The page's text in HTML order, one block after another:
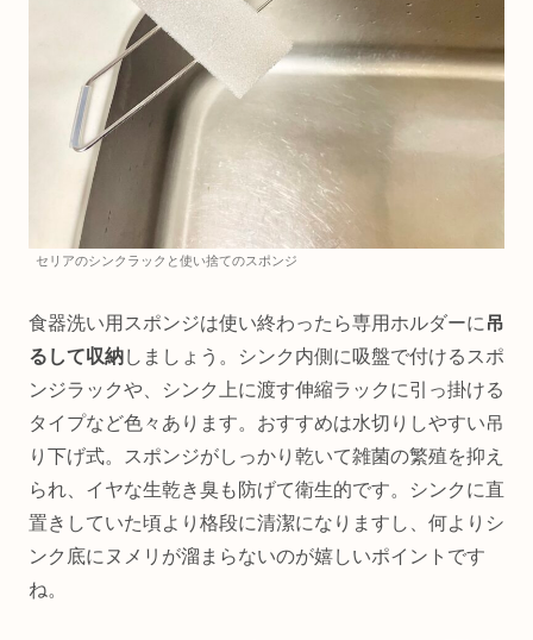
セリアのシンクラックと使い捨てのスポンジ
食器洗い用スポンジは使い終わったら専用ホルダーに 吊
るして収納しましょう。シンク内側に吸盤で付けるスポ
ンジラックや、シンク上に渡す伸縮ラックに引っ掛ける
タイプなど色々あります。おすすめは水切りしやすい吊
り下げ式。スポンジがしっかり乾いて雑菌の繁殖を抑え
られ、イヤな生乾き臭も防げて衛生的です。シンクに直
置きしていた頃より格段に清潔になりますし、何よりシ
ンク底にヌメリが溜まらないのが嬉しいポイントです
ね。